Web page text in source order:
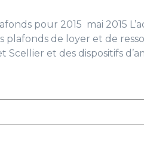
pour 2015 mai 2015
plafonds de loyer et de
et des dispositifs